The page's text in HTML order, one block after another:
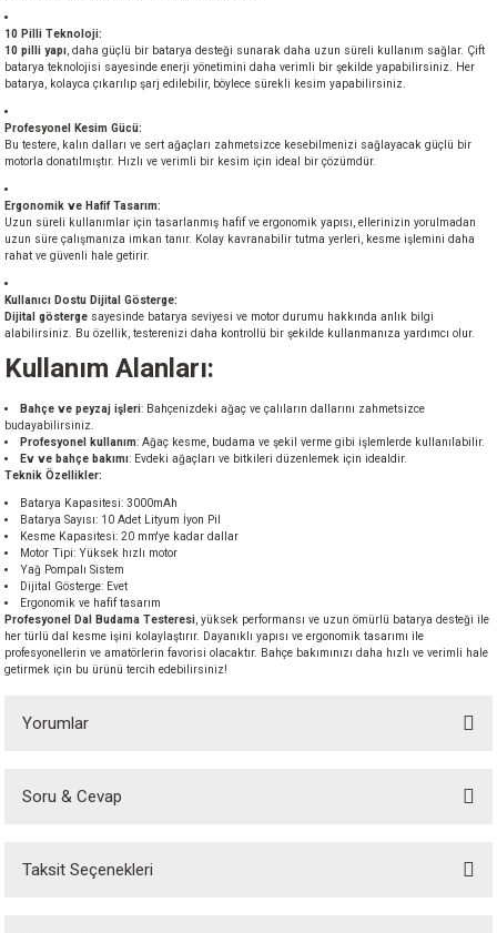
Üfleme Makinesi
10 Pilli Teknoloji:
10 pilli yapı , daha güçlü bir batarya desteği sunarak daha uzun süreli kullanım sağlar. Çift
batarya teknolojisi sayesinde enerji yönetimini daha verimli bir şekilde yapabilirsiniz. Her
batarya, kolayca çıkarılıp şarj edilebilir, böylece sürekli kesim yapabilirsiniz.
Profesyonel Kesim Gücü:
Bu testere, kalın dalları ve sert ağaçları zahmetsizce kesebilmenizi sağlayacak güçlü bir
motorla donatılmıştır. Hızlı ve verimli bir kesim için ideal bir çözümdür.
Ergonomik ve Hafif Tasarım:
Uzun süreli kullanımlar için tasarlanmış hafif ve ergonomik yapısı, ellerinizin yorulmadan
uzun süre çalışmanıza imkan tanır. Kolay kavranabilir tutma yerleri, kesme işlemini daha
rahat ve güvenli hale getirir.
Kullanıcı Dostu Dijital Gösterge:
Dijital gösterge sayesinde batarya seviyesi ve motor durumu hakkında anlık bilgi
alabilirsiniz. Bu özellik, testerenizi daha kontrollü bir şekilde kullanmanıza yardımcı olur.
Kullanım Alanları:
Bahçe ve peyzaj işleri: Bahçenizdeki ağaç ve çalıların dallarını zahmetsizce
budayabilirsiniz.
Profesyonel kullanım: Ağaç kesme, budama ve şekil verme gibi işlemlerde kullanılabilir.
Ev ve bahçe bakımı: Evdeki ağaçları ve bitkileri düzenlemek için idealdir.
Teknik Özellikler:
Batarya Kapasitesi: 3000mAh
Batarya Sayısı: 10 Adet Lityum İyon Pil
Kesme Kapasitesi: 20 mm'ye kadar dallar
Motor Tipi: Yüksek hızlı motor
Yağ Pompalı Sistem
Dijital Gösterge: Evet
Ergonomik ve hafif tasarım
Profesyonel Dal Budama Testeresi , yüksek performansı ve uzun ömürlü batarya desteği ile
her türlü dal kesme işini kolaylaştırır. Dayanıklı yapısı ve ergonomik tasarımı ile
profesyonellerin ve amatörlerin favorisi olacaktır. Bahçe bakımınızı daha hızlı ve verimli hale
getirmek için bu ürünü tercih edebilirsiniz!
Yorumlar
Soru & Cevap
Ürün hakkında henüz soru sorulmamış.
Taksit Seçenekleri